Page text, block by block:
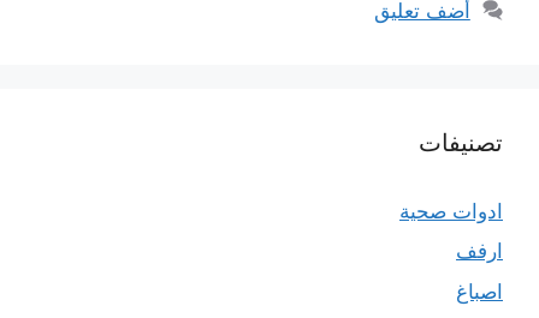
أضف تعليق
تصنيفات
ادوات صحية
ارفف
اصباغ